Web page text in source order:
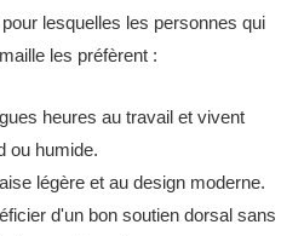
lesquelles les personnes qui
les préfèrent :
heures au travail et vivent
ou humide.
légère et au design moderne.
d'un bon soutien dorsal sans